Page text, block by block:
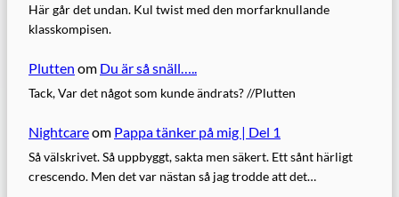
Här går det undan. Kul twist med den morfarknullande
klasskompisen.
Plutten om Du är så snäll…..
Tack, Var det något som kunde ändrats? //Plutten
Nightcareom Pappa tänker på mig | Del 1
Så välskrivet. Så uppbyggt, sakta men säkert. Ett sånt härligt
crescendo. Men det var nästan så jag trodde att det…